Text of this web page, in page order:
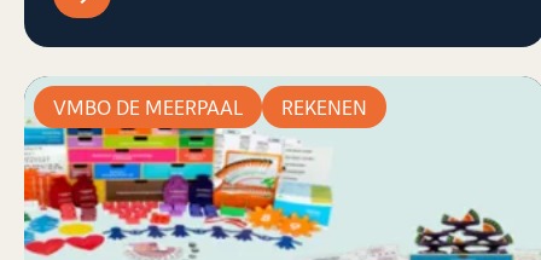
VMBO DE MEERPAAL REKENEN